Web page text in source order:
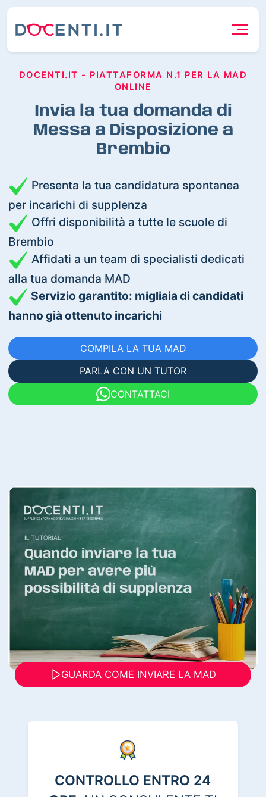
DOCENTI.IT - PIATTAFORMA N.1 PER LA MAD
ONLINE
Invia la tua domanda di
Messa a Disposizione a
Brembio
Presenta la tua candidatura spontanea
per incarichi di supplenza
Offri disponibilità a tutte le scuole di
Brembio
Affidati a un team di specialisti dedicati
alla tua domanda MAD
Servizio garantito: migliaia di candidati
hanno già ottenuto incarichi
COMPILA LA TUA MAD
PARLA CON UN TUTOR
CONTATTACI
GUARDA COME INVIARE LA MAD
CONTROLLO ENTRO 24